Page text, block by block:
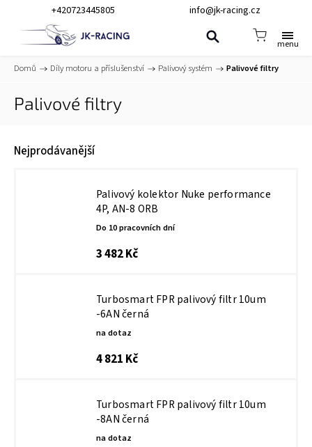
+420723445805 info@jk-racing.cz
Domů / Díly motoru a příslušenství / Palivový systém / Palivové filtry
Palivové filtry
Nejprodávanější
Palivový kolektor Nuke performance
4P, AN-8 ORB
Do 10 pracovních dní
3 482 Kč
Turbosmart FPR palivový filtr 10um
-6AN černá
na dotaz
4 821 Kč
Turbosmart FPR palivový filtr 10um
-8AN černá
na dotaz